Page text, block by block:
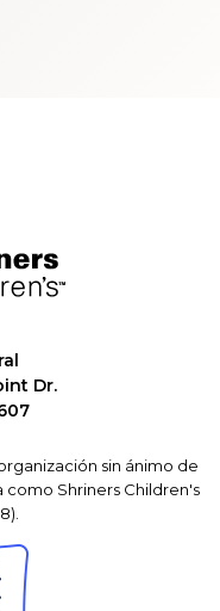
Dr.
sin ánimo de
como Shriners Children's